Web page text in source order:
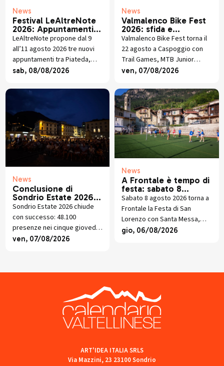
News
Festival LeAltreNote
2026: Appuntamenti 9
- 11 agosto
LeAltreNote propone dal 9
all’11 agosto 2026 tre nuovi
appuntamenti tra Piateda,
Bormio e Lanzada, dalla
quartetto di sassofoni fino
d’Assisi.
sab, 08/08/2026
News
Valmalenco Bike Fest
2026: sfida e
divertimento in MTB
Valmalenco Bike Fest torna il
22 agosto a Caspoggio con
Trail Games, MTB Junior
Race, street food alpino,
ven, 07/08/2026
News
Conclusione di
Sondrio Estate 2026:
Grandi esibizioni e
presenze in crescita
Sondrio Estate 2026 chiude
con successo: 48.100
presenze nei cinque giovedì
di luglio tra musica, visite
ven, 07/08/2026
News
A Frontale è tempo di
festa: sabato 8
agosto torna la
tradizionale festa
patronale di San
Lorenzo
Sabato 8 agosto 2026 torna a
Frontale la Festa di San
Lorenzo con Santa Messa,
torneo di pallavolo, cucina
gio, 06/08/2026
ART'IDEA ITALIA SRLS
Via Mazzini, 23 23100 Sondrio